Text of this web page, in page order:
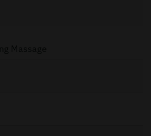
Massage